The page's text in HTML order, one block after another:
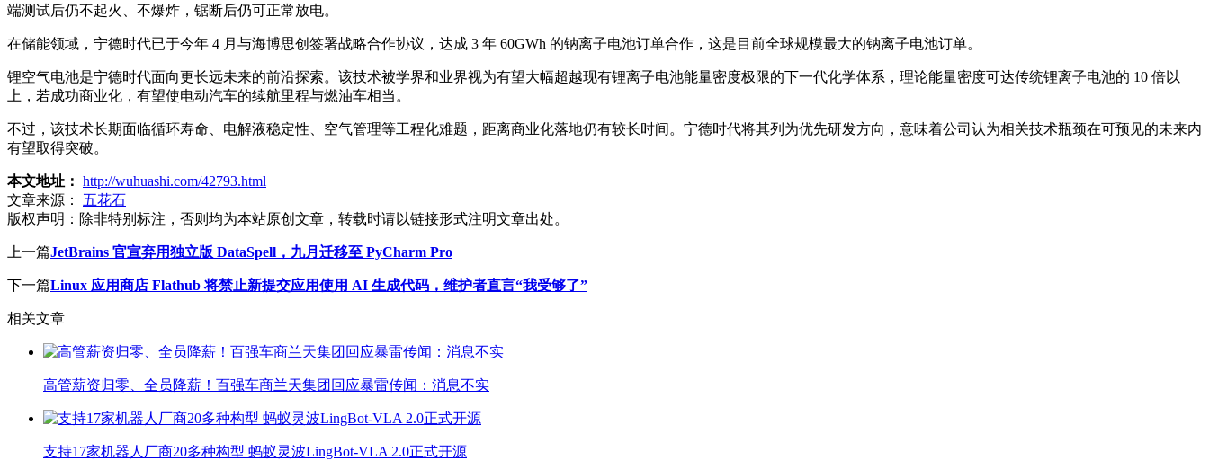
端测试后仍不起火、不爆炸，锯断后仍可正常放电。
在储能领域，宁德时代已于今年 4 月与海博思创签署战略合作协议，达成 3 年 60GWh 的钠离子电池订单合作，这是目前全球规模最大的钠离子电池订单。
锂空气电池是宁德时代面向更长远未来的前沿探索。该技术被学界和业界视为有望大幅超越现有锂离子电池能量密度极限的下一代化学体系，理论能量密度可达传统锂离子电池的 10 倍以
上，若成功商业化，有望使电动汽车的续航里程与燃油车相当。
不过，该技术长期面临循环寿命、电解液稳定性、空气管理等工程化难题，距离商业化落地仍有较长时间。宁德时代将其列为优先研发方向，意味着公司认为相关技术瓶颈在可预见的未来内
有望取得突破。
本文地址： http://wuhuashi.com/42793.html
文章来源：
五花石
版权声明： 除非特别标注，否则均为本站原创文章，转载时请以链接形式注明文章出处。
上一篇JetBrains 官宣弃用独立版 DataSpell，九月迁移至 PyCharm Pro
下一篇Linux 应用商店 Flathub 将禁止新提交应用使用 AI 生成代码，维护者直言“我受够了”
相关文章
高管薪资归零、全员降薪！百强车商兰天集团回应暴雷传闻：消息不实
支持17家机器人厂商20多种构型 蚂蚁灵波LingBot-VLA 2.0正式开源